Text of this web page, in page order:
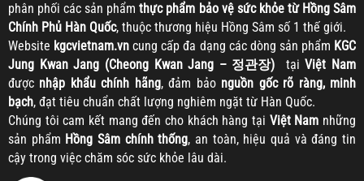
phân phối các sản phẩmthực phẩm bảo vệ sức khỏe từ Hồng Sâm
Chính Phủ Hàn Quốc, thuộc thương hiệu Hồng Sâm số 1 thế giới.
Website kgcvietnam.vn cung cấp đa dạng các dòng sản phẩm KGC
Jung Kwan Jang (Cheong Kwan Jang – 정관장) tạiViệt Nam
được nhập khẩu chính hãng, đảm bảo nguồn gốc rõ ràng, minh
bạch, đạt tiêu chuẩn chất lượng nghiêm ngặt từ Hàn Quốc.
Chúng tôi cam kết mang đến cho khách hàng tại Việt Nam những
sản phẩm Hồng Sâm chính thống, an toàn, hiệu quả và đáng tin
cậy trong việc chăm sóc sức khỏe lâu dài.